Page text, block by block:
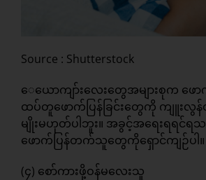
Source : Shutterstock
ေယောကျာ်းလေးတွေအများစုက ဖ
ထပ်တူဖောက်ပြန်ခြင်းတွေကို ကျူးလွ
မျိုးမဟုတ်ပါဘူး။ အခွင့်အရေးရရင်ရ
ဖောက်ပြန်တက်သူတွေကိုရှောင်ကျဉ်ပါ။
(၄) စော်ကားဖို့ဝန်မလေးသူ